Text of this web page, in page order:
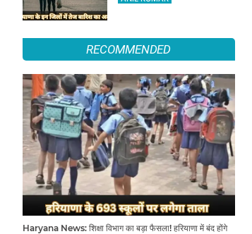
RECOMMENDED
Haryana News: शिक्षा विभाग का बड़ा फैसला! हरियाणा में बंद होंगे